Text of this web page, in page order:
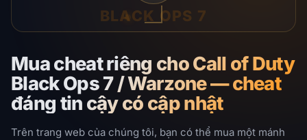
Mua cheat riêng cho Call of Duty
Black Ops 7 / Warzone — cheat
đáng tin cậy có cập nhật
Trên trang web của chúng tôi, bạn có thể mua một mánh
BLACK OPS 7